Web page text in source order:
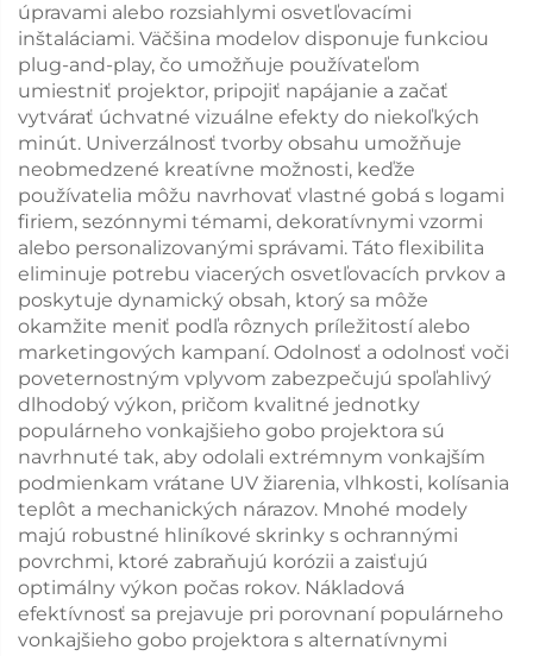
úpravami alebo rozsiahlymi osvetľovacími
inštaláciami. Väčšina modelov disponuje funkciou
plug-and-play, čo umožňuje používateľom
umiestniť projektor, pripojiť napájanie a začať
vytvárať úchvatné vizuálne efekty do niekoľkých
minút. Univerzálnosť tvorby obsahu umožňuje
neobmedzené kreatívne možnosti, keďže
používatelia môžu navrhovať vlastné gobá s logami
firiem, sezónnymi témami, dekoratívnymi vzormi
alebo personalizovanými správami. Táto flexibilita
eliminuje potrebu viacerých osvetľovacích prvkov a
poskytuje dynamický obsah, ktorý sa môže
okamžite meniť podľa rôznych príležitostí alebo
marketingových kampaní. Odolnosť a odolnosť voči
poveternostným vplyvom zabezpečujú spoľahlivý
dlhodobý výkon, pričom kvalitné jednotky
populárneho vonkajšieho gobo projektora sú
navrhnuté tak, aby odolali extrémnym vonkajším
podmienkam vrátane UV žiarenia, vlhkosti, kolísania
teplôt a mechanických nárazov. Mnohé modely
majú robustné hliníkové skrinky s ochrannými
povrchmi, ktoré zabraňujú korózii a zaisťujú
optimálny výkon počas rokov. Nákladová
efektívnosť sa prejavuje pri porovnaní populárneho
vonkajšieho gobo projektora s alternatívnymi